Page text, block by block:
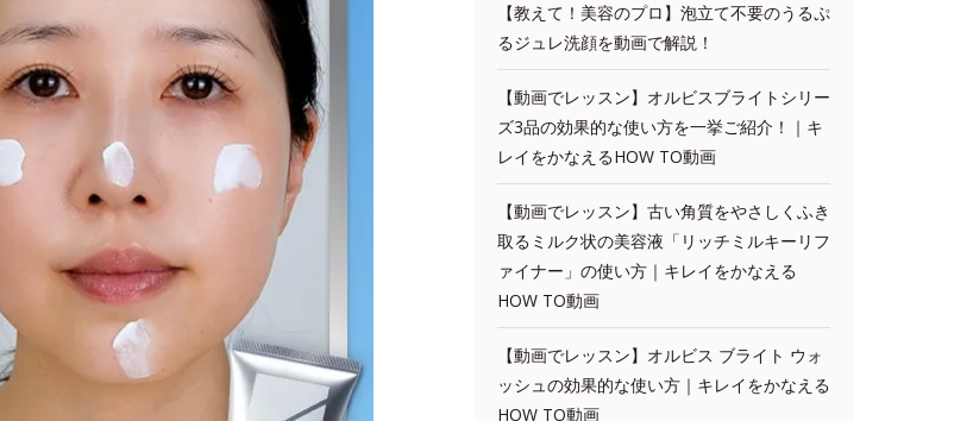
【教えて！美容のプロ】泡立て不要のうるぷ
るジュレ洗顔を動画で解説！
【動画でレッスン】オルビスブライトシリー
ズ3品の効果的な使い方を一挙ご紹介！｜キ
レイをかなえるHOW TO動画
【動画でレッスン】古い角質をやさしくふき
取るミルク状の美容液「リッチミルキーリフ
ァイナー」の使い方｜キレイをかなえる
HOW TO動画
【動画でレッスン】オルビス ブライト ウォ
ッシュの効果的な使い方｜キレイをかなえる
HOW TO動画